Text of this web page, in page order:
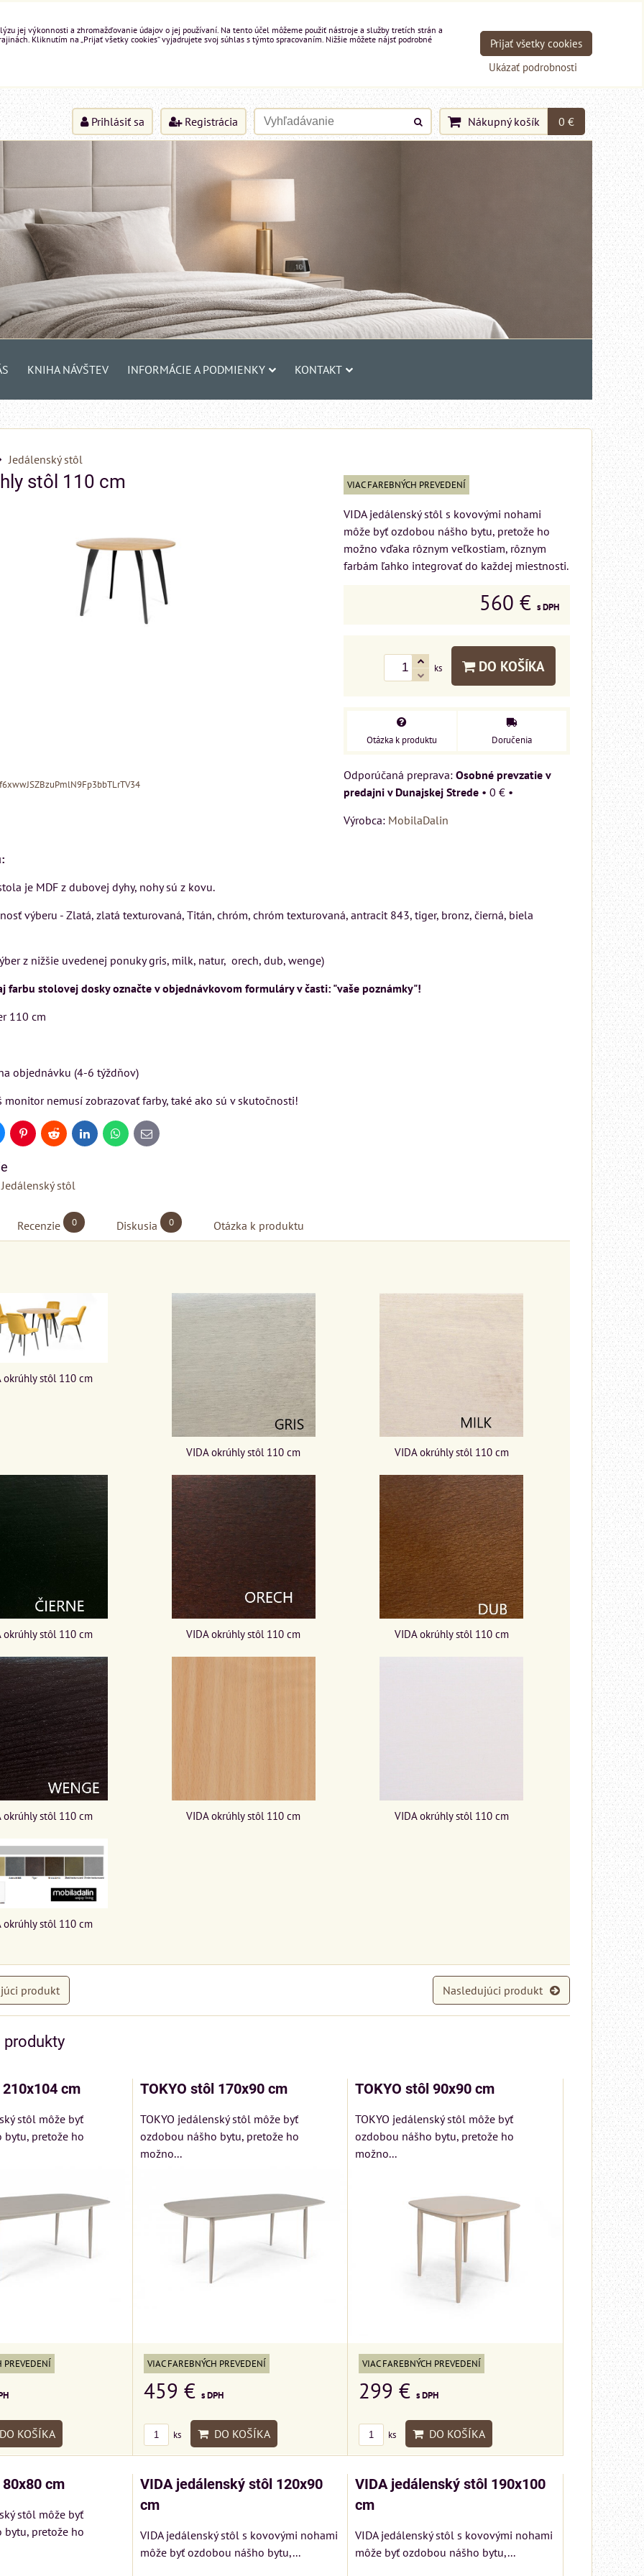
Prihlásiť sa Registrácia Nákupný košík 0 €
KNIHA NÁVŠTEV INFORMÁCIE A PODMIENKY KONTAKT
Jedálenský stôl
stôl 110 cm VIAC FAREBNÝCH PREVEDENÍ
VIDA jedálenský stôl s kovovými nohami
môže byť ozdobou nášho bytu, pretože ho
možno vďaka rôznym veľkostiam, rôznym
farbám ľahko integrovať do každej miestnosti.
560 € s DPH
ks DO KOŠÍKA
Otázka k produktu Doručenia
Osobné prevzatie v
predajni v Dunajskej Strede • 0 € •
Výrobca: MobilaDalin
je MDF z dubovej dyhy, nohy sú z kovu.
výberu - Zlatá, zlatá texturovaná, Titán, chróm, chróm texturovaná, antracit 843, tiger, bronz, čierná, biela
z nižšie uvedenej ponuky gris, milk, natur, orech, dub, wenge)
farbu stolovej dosky označte v objednávkovom formuláry v časti: "vaše poznámky"!
110 cm
objednávku (4-6 týždňov)
monitor nemusí zobrazovať farby, také ako sú v skutočnosti!
PinterestReddit LinkedInWhatsApp
E-
mail
Jedálenský stôl
Recenzie 0 Diskusia 0 Otázka k produktu
okrúhly stôl 110 cm
VIDA okrúhly stôl 110 cm VIDA okrúhly stôl 110 cm
okrúhly stôl 110 cm VIDA okrúhly stôl 110 cm VIDA okrúhly stôl 110 cm
okrúhly stôl 110 cm VIDA okrúhly stôl 110 cm VIDA okrúhly stôl 110 cm
okrúhly stôl 110 cm
produkt Nasledujúci produkt
produkty
cm
stôl môže byť
pretože ho
PREVEDENÍ
KOŠÍKA
TOKYO stôl 170x90 cm
TOKYO jedálenský stôl môže byť
ozdobou nášho bytu, pretože ho
možno...
VIAC FAREBNÝCH PREVEDENÍ
459 € s DPH
ks DO KOŠÍKA
TOKYO stôl 90x90 cm
TOKYO jedálenský stôl môže byť
ozdobou nášho bytu, pretože ho
možno...
VIAC FAREBNÝCH PREVEDENÍ
299 €s DPH
ks DO KOŠÍKA
cm
stôl môže byť
pretože ho
VIDA jedálenský stôl 120x90
cm
VIDA jedálenský stôl s kovovými nohami
môže byť ozdobou nášho bytu,...
VIDA jedálenský stôl 190x100
cm
VIDA jedálenský stôl s kovovými nohami
môže byť ozdobou nášho bytu,...
Kreslo LONDON
VÝPREDAJ
elegancie kreslo LONDON
ks DO KOŠÍKA
MIZAR - talianský
matrac 175x200 cm
talianskeho systému
ponúka...
jej výkonnosti a zhromažďovanie údajov o jej používaní. Na tento účel môžeme použiť nástroje a služby tretích strán a
Kliknutím na „Prijať všetky cookies“ vyjadrujete svoj súhlas s týmto spracovaním. Nižšie môžete nájsť podrobné
Ukázať podrobnosti
Prijať všetky cookies